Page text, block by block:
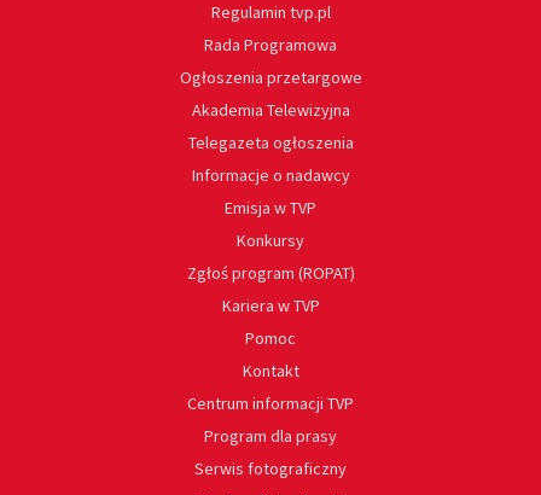
Regulamin tvp.pl
Rada Programowa
Ogłoszenia przetargowe
Akademia Telewizyjna
Telegazeta ogłoszenia
Informacje o nadawcy
Emisja w TVP
Konkursy
Zgłoś program (ROPAT)
Kariera w TVP
Pomoc
Kontakt
Centrum informacji TVP
Program dla prasy
Serwis fotograficzny